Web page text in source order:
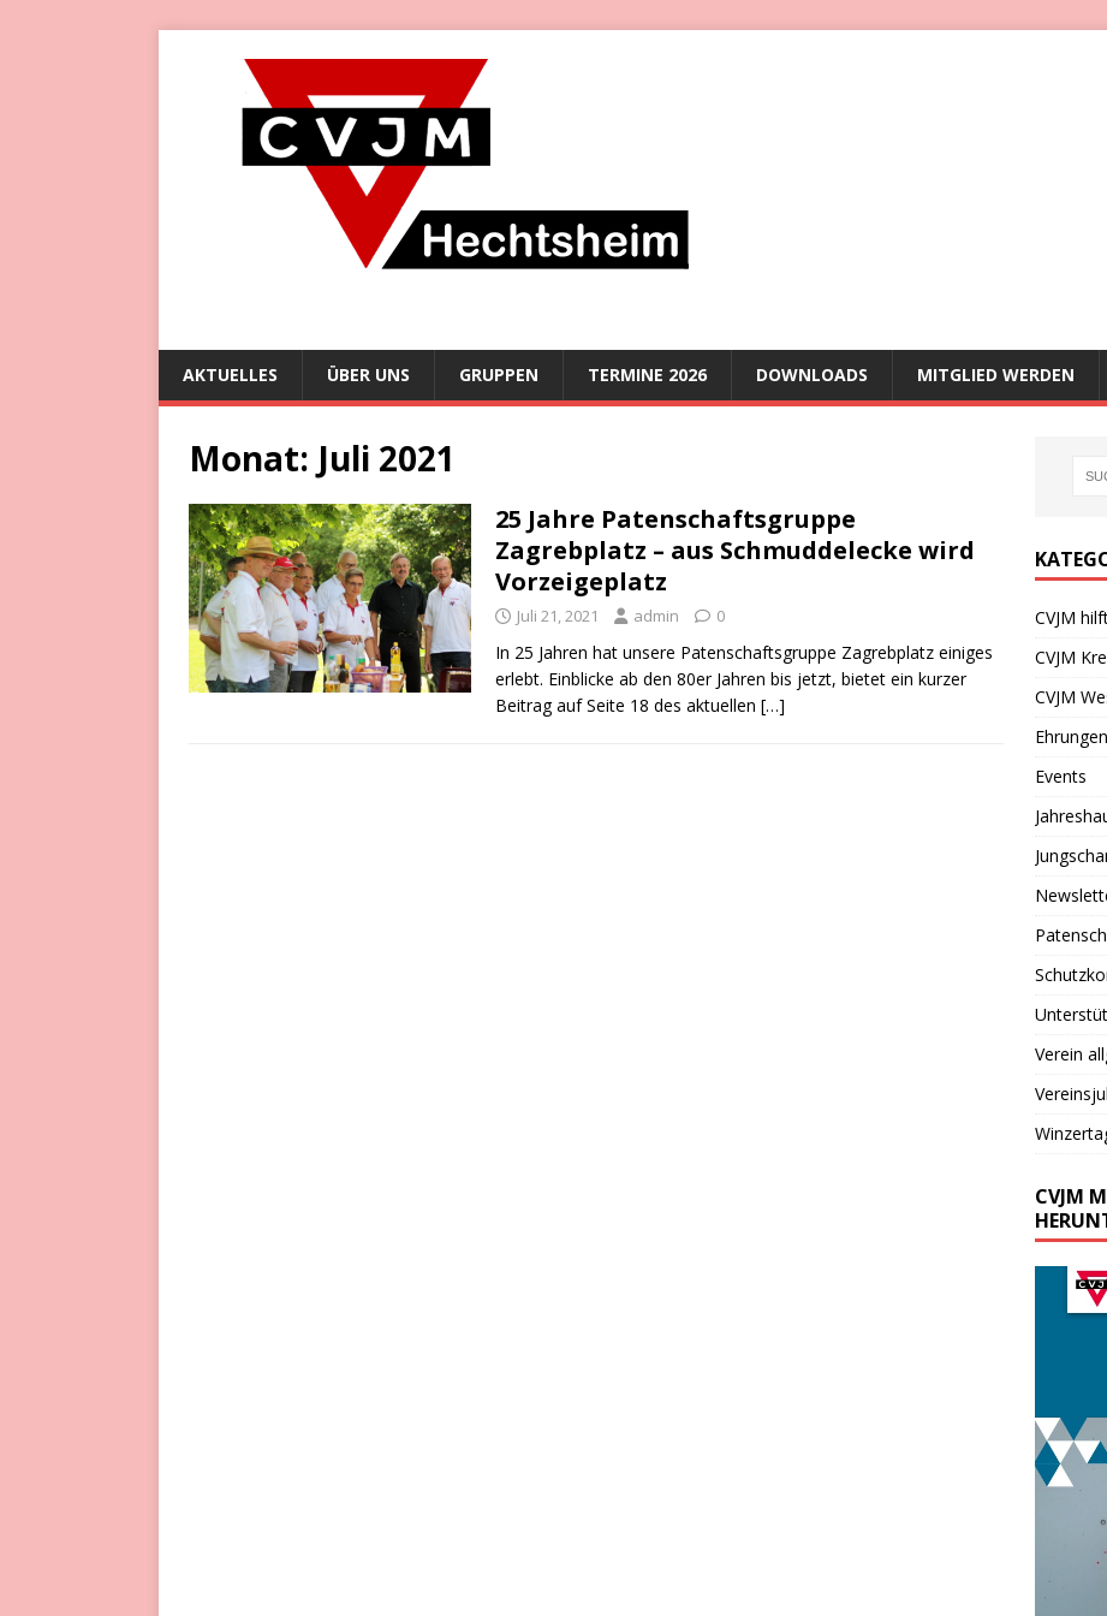
AKTUELLES ÜBER UNS GRUPPEN TERMINE 2026 DOWNLOADS MITGLIED WERDEN
Monat: Juli 2021
25 Jahre Patenschaftsgruppe
Zagrebplatz – aus Schmuddelecke wird
Vorzeigeplatz
Juli 21, 2021 admin 0
In 25 Jahren hat unsere Patenschaftsgruppe Zagrebplatz einiges
erlebt. Einblicke ab den 80er Jahren bis jetzt, bietet ein kurzer
Beitrag auf Seite 18 des aktuellen […]
CVJM
CVJM
CVJM
Ehrungen
Events
Verein
CVJM